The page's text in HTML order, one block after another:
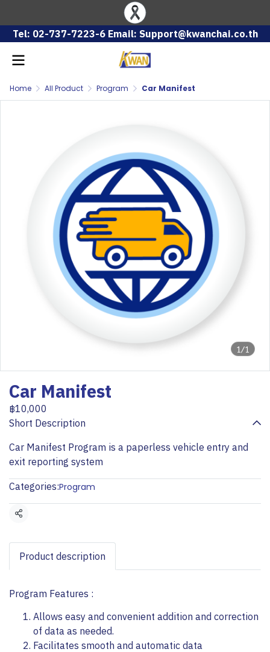
Tel: 02-737-7223-6 Email: Support@kwanchai.co.th
Home All Product Program Car Manifest
1/1
Car Manifest
฿10,000
Short Description
Car Manifest Program is a paperless vehicle entry and
exit reporting system
Categories:Program
Share
Product description
Program Features :
Allows easy and convenient addition and correction
of data as needed.
Facilitates smooth and automatic data